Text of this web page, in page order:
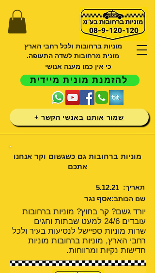
מוניות ברחובות ולכל רחבי הארץ
מונית מרחובות לשדה התעופה.
כי אין כמו מענה אנושי
להזמנת מונית מיידית
שמור אותנו באנשי הקשר +
מוניות ברחובות גם כשגשום וקר אנחנו
אתכם
תאריך: 5.12.21
שם הכותב:אסף נגר
יורד גשם? קר בחוץ? מוניות ברחובות
עובדים 24/6 למעט שבתות וחגים
שרות מוניות ספיישל לנסיעות בעיר ולכל
רחבי הארץ, מוניות ברחובות מוניות
חדישות נקיות ומרווחות.